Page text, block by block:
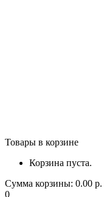
Товары в корзине
Корзина пуста.
Сумма корзины: 0.00 р.
0